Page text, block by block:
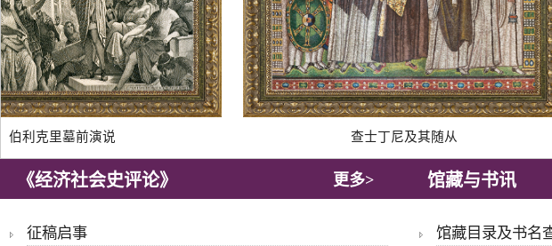
伯利克里墓前演说 查士丁尼及其随从
《经济社会史评论》 更多> 馆藏与书讯
征稿启事
馆藏目录及书名